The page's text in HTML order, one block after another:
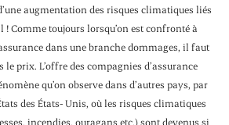
augmentation des risques climatiques liés
Comme toujours lors­qu’on est confronté à
dans une branche dommages, il faut
le prix. L’offre des compagnies d’assurance
qu’on observe dans d’autres pays, par
des États- Unis, où les risques climatiques
incendies, ouragans etc.) sont devenus si